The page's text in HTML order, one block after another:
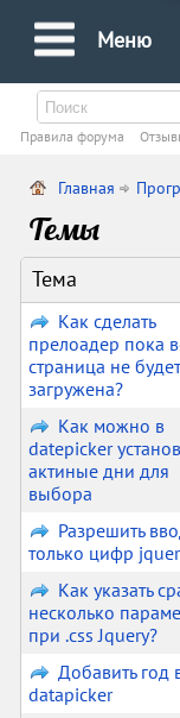
Меню
Правила форума
Главная
Темы
Тема
Как сделать
прелоадер пока
страница не
загружена?
Как можно в
datepicker
актиные дни для
выбора
Разрешить
только цифр
Как указать
несколько
при .css Jquery?
Добавить год
datapicker